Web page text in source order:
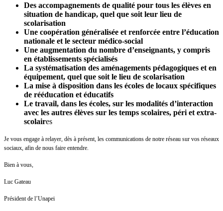
Des accompagnements de qualité pour tous les élèves en
situation de handicap, quel que soit leur lieu de
scolarisation
Une coopération généralisée et renforcée entre l’éducation
nationale et le secteur médico-social
Une augmentation du nombre d’enseignants, y compris
en établissements spécialisés
La systématisation des aménagements pédagogiques et en
équipement, quel que soit le lieu de scolarisation
La mise à disposition dans les écoles de locaux spécifiques
de rééducation et éducatifs
Le travail, dans les écoles, sur les modalités d’interaction
avec les autres élèves sur les temps scolaires, péri et extra-
scolaires
Je vous engage à relayer, dès à présent, les communications de notre réseau sur vos réseaux
sociaux, afin de nous faire entendre.
Bien à vous,
Luc Gateau
Président de l’Unapei